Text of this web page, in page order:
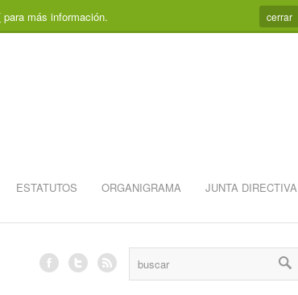
para más información. cerrar
ESTATUTOS ORGANIGRAMA
JUNTA DIRECTIVA